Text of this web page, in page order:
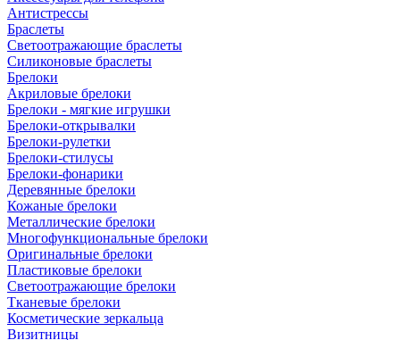
Антистрессы
Браслеты
Светоотражающие браслеты
Силиконовые браслеты
Брелоки
Акриловые брелоки
Брелоки - мягкие игрушки
Брелоки-открывалки
Брелоки-рулетки
Брелоки-стилусы
Брелоки-фонарики
Деревянные брелоки
Кожаные брелоки
Металлические брелоки
Многофункциональные брелоки
Оригинальные брелоки
Пластиковые брелоки
Светоотражающие брелоки
Тканевые брелоки
Косметические зеркальца
Визитницы